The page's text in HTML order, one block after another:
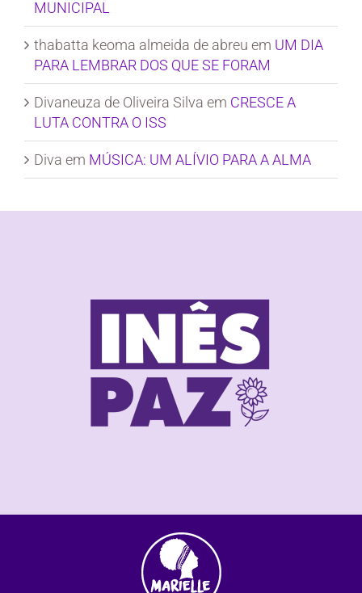
MUNICIPAL
thabatta keoma almeida de abreu em UM DIA
PARA LEMBRAR DOS QUE SE FORAM
Divaneuza de Oliveira Silva em CRESCE A
LUTA CONTRA O ISS
Diva em MÚSICA: UM ALÍVIO PARA A ALMA